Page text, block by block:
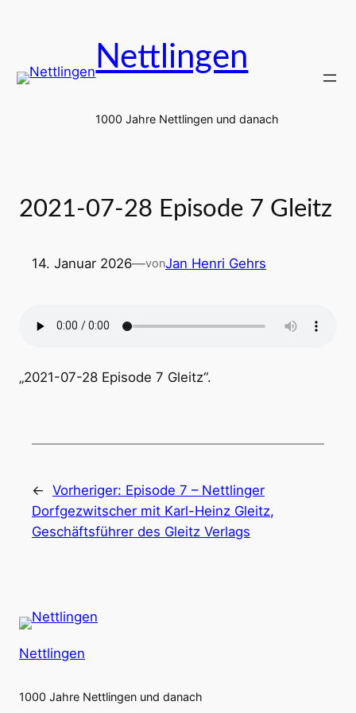
Nettlingen
1000 Jahre Nettlingen und danach
2021-07-28 Episode 7 Gleitz
14. Januar 2026—vonJan Henri Gehrs
„2021-07-28 Episode 7 Gleitz“.
← Vorheriger: Episode 7 – Nettlinger
Dorfgezwitscher mit Karl-Heinz Gleitz,
Geschäftsführer des Gleitz Verlags
Nettlingen
1000 Jahre Nettlingen und danach